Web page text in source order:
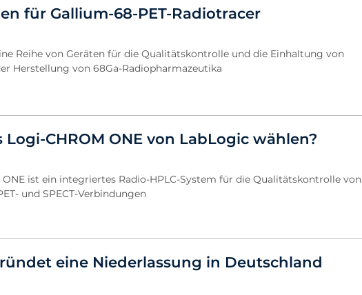
für Gallium-68-PET-Radiotracer
Reihe von Geräten für die Qualitätskontrolle und die Einhaltung von
Herstellung von 68Ga-Radiopharmazeutika
CHROM ONE von LabLogic wählen?
ONE ist ein integriertes Radio-HPLC-System für die Qualitätskontrolle von
und SPECT-Verbindungen
eine Niederlassung in Deutschland